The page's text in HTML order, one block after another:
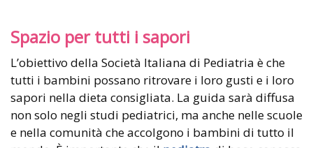
Spazio per tutti i sapori
L’obiettivo della Società Italiana di Pediatria è che
tutti i bambini possano ritrovare i loro gusti e i loro
sapori nella dieta consigliata. La guida sarà diffusa
non solo negli studi pediatrici, ma anche nelle scuole
e nella comunità che accolgono i bambini di tutto il